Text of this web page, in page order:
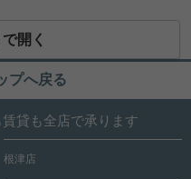
開く
プへ戻る
貸も全店で承ります
根津店